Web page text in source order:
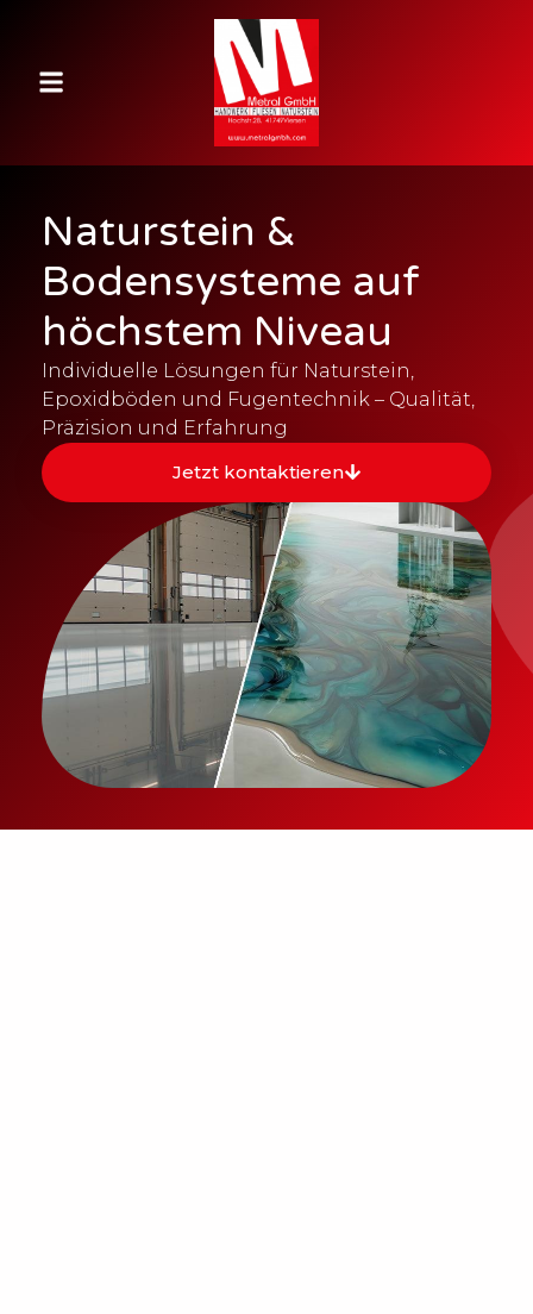
Naturstein &
Bodensysteme auf
höchstem Niveau
Individuelle Lösungen für Naturstein,
Epoxidböden und Fugentechnik – Qualität,
Präzision und Erfahrung
Jetzt kontaktieren